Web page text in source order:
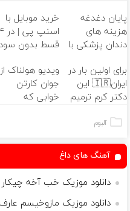
پایان دغدغه
هزینه های
دندان پزشکی با
کننده خانگی
خرید موبایل با
اسنپ
قسط بدون سود
برای اولین بار در
ایران🇮🇷 این
دکتر کرم ترمیم
ساخت!
ویدیو هولناک از
جوان کارتن
خوابی که
آلبوم
آهنگ های داغ
دانلود موزیک خب آخه
دانلود موزیک مازوخیسم